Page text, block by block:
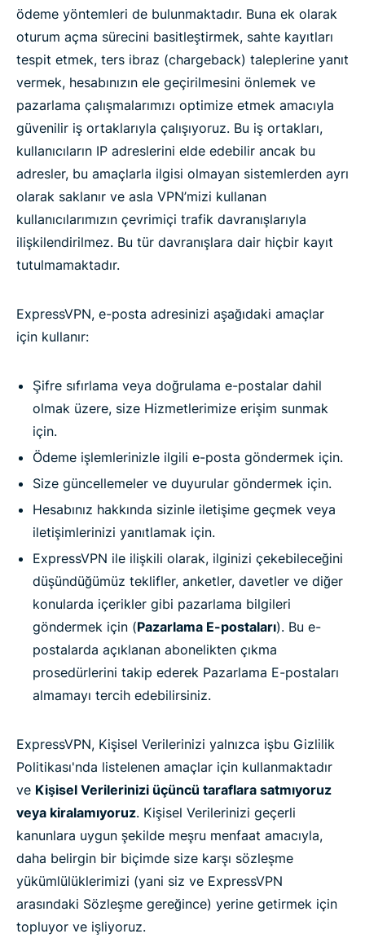
ödeme yöntemleri de bulunmaktadır. Buna ek olarak
oturum açma sürecini basitleştirmek, sahte kayıtları
tespit etmek, ters ibraz (chargeback) taleplerine yanıt
vermek, hesabınızın ele geçirilmesini önlemek ve
pazarlama çalışmalarımızı optimize etmek amacıyla
güvenilir iş ortaklarıyla çalışıyoruz. Bu iş ortakları,
kullanıcıların IP adreslerini elde edebilir ancak bu
adresler, bu amaçlarla ilgisi olmayan sistemlerden ayrı
olarak saklanır ve asla VPN’mizi kullanan
kullanıcılarımızın çevrimiçi trafik davranışlarıyla
ilişkilendirilmez. Bu tür davranışlara dair hiçbir kayıt
tutulmamaktadır.
ExpressVPN, e-posta adresinizi aşağıdaki amaçlar
için kullanır:
Şifre sıfırlama veya doğrulama e-postalar dahil
olmak üzere, size Hizmetlerimize erişim sunmak
için.
Ödeme işlemlerinizle ilgili e-posta göndermek için.
Size güncellemeler ve duyurular göndermek için.
Hesabınız hakkında sizinle iletişime geçmek veya
iletişimlerinizi yanıtlamak için.
ExpressVPN ile ilişkili olarak, ilginizi çekebileceğini
düşündüğümüz teklifler, anketler, davetler ve diğer
konularda içerikler gibi pazarlama bilgileri
göndermek için (Pazarlama E-postaları). Bu e-
postalarda açıklanan abonelikten çıkma
prosedürlerini takip ederek Pazarlama E-postaları
almamayı tercih edebilirsiniz.
ExpressVPN, Kişisel Verilerinizi yalnızca işbu Gizlilik
Politikası'nda listelenen amaçlar için kullanmaktadır
ve Kişisel Verilerinizi üçüncü taraflara satmıyoruz
veya kiralamıyoruz. Kişisel Verilerinizi geçerli
kanunlara uygun şekilde meşru menfaat amacıyla,
daha belirgin bir biçimde size karşı sözleşme
yükümlülüklerimizi (yani siz ve ExpressVPN
arasındaki Sözleşme gereğince) yerine getirmek için
topluyor ve işliyoruz.